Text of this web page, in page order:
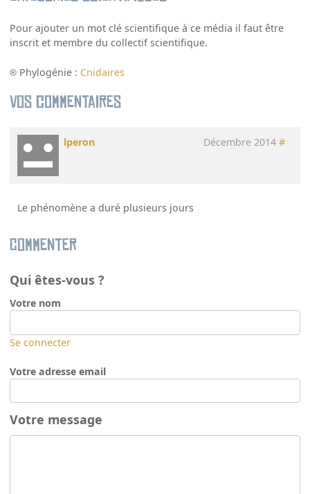
Pour ajouter un mot clé scientifique à ce média il faut être
inscrit et membre du collectif scientifique.
Phylogénie : Cnidaires
Vos commentaires
lperon Décembre 2014 #
Le phénomène a duré plusieurs jours
Commenter
Qui êtes-vous ?
Votre nom
Se connecter
Votre adresse email
Votre message